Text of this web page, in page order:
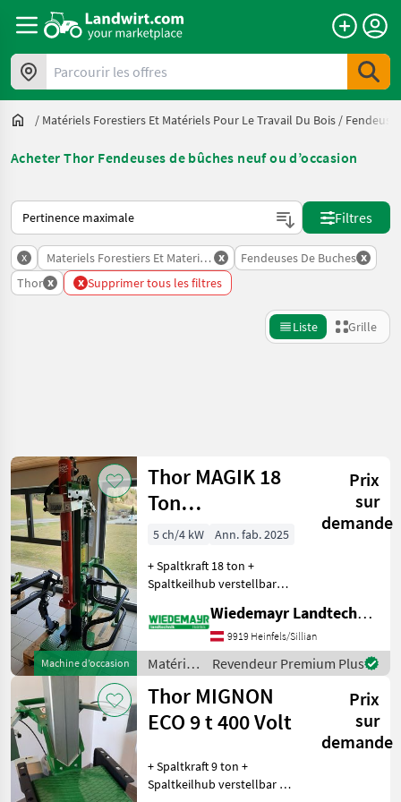
Parcourir les offres
/ Matériels Forestiers Et Matériels Pour Le Travail Du Bois /
Acheter Thor Fendeuses de bûches neuf ou d’occasion
Voici comment les annonces sont triées sur Landwirt.com
Filtres
x Materiels Forestiers Et Materiels Pour Le Travail Du Bois
x Fendeuses De Buches x
Thor x x Supprimer tous les filtres
Liste Grille
Catégorie 4 Pays Filtres
CHEMIN
ACTUEL
matériel
forestier
Materiels
Forestiers
Et
Materiels
Pour Le
Travail Du
Fendeuses
De Buches
Thor
Réinitialiser
Afficher
résultats
Machine d’occasion
Thor MAGIK 18
Ton
Stehendspalter
Prix
sur
demande
5 ch/4 kW
Ann. fab. 2025
+ Spaltkraft 18 ton +
Spaltkeilhub verstellbar
23 l + System LEADER für
einzigartigen Komfort +
Antrieb Zapfwellenantrieb
540 U/min
Wiedemayr Landtechnik GmbH
9919 Heinfels/Sillian
Matériels
forestiers
et
matériels
pour le
du bois /
Thor
Revendeur Premium Plus
Thor MIGNON
ECO 9 t 400 Volt
Prix
sur
demande
+ Spaltkraft 9 ton +
Spaltkeilhub verstellbar 50